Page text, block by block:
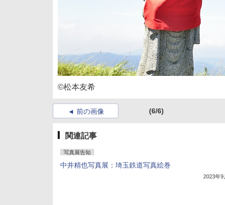
©松本友希
前の画像 (6/6)
関連記事
写真展告知
中井精也写真展：埼玉鉄道写真絵巻
2023年9